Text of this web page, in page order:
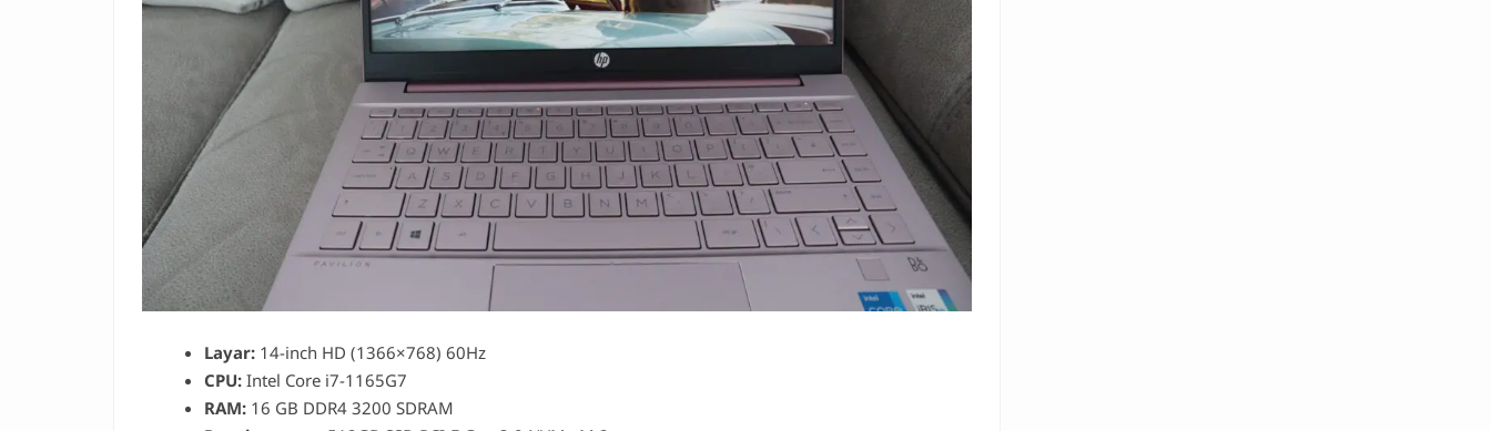
Layar: 14-inch HD (1366×768) 60Hz
CPU: Intel Core i7-1165G7
RAM: 16 GB DDR4 3200 SDRAM